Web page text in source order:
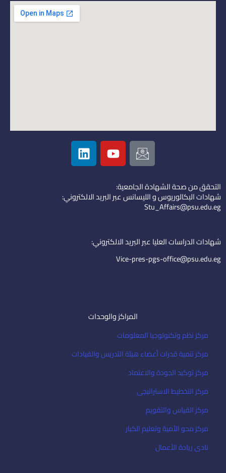
I
c
o
n
-
e
i
l
Y
o
u
u
b
L
i
n
e
d
التحقق من صحة الشهادة الجامعية:
شهادات البكالوريوس و الليسانس عبر البريد الالكتروني:
Stu_Affairs@psu.edu.eg
شهادات الدراسات العليا عبر البريد الالكتروني:
Vice-pres-pgs-office@psu.edu.eg
المراكز والوحدات
مركز نظم وتكنولوجيا المعلومات
مركز تنمية قدرات أعضاء هيئة التدريس والقيادات
مركز توكيد الجودة والاعتماد
مركز التخطيط الاستراتيجى
مركز القياس والتقويم
مركز محو الأمية وتعليم الكبار
نادى ريادة الأعمال